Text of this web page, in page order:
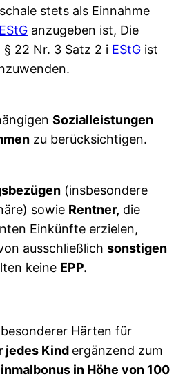
stets als Einnahme
anzugeben ist, Die
22 Nr. 3 Satz 2 i EStG ist
Sozialleistungen
zu berücksichtigen.
(insbesondere
sowie Rentner, die
Einkünfte erzielen,
ausschließlichsonstigen
keine EPP.
Härten für
jedes Kind ergänzend zum
in Höhe von 100